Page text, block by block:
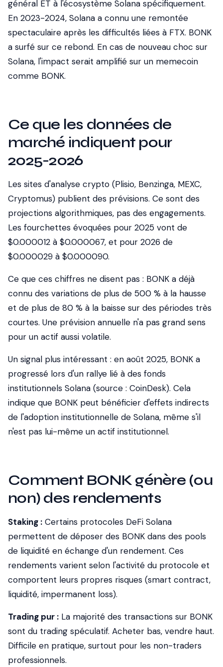
général ET à l'écosystème Solana spécifiquement.
En 2023-2024, Solana a connu une remontée
spectaculaire après les difficultés liées à FTX. BONK
a surfé sur ce rebond. En cas de nouveau choc sur
Solana, l'impact serait amplifié sur un memecoin
comme BONK.
Ce que les données de
marché indiquent pour
2025-2026
Les sites d'analyse crypto (Plisio, Benzinga, MEXC,
Cryptomus) publient des prévisions. Ce sont des
projections algorithmiques, pas des engagements.
Les fourchettes évoquées pour 2025 vont de
$0.000012 à $0.000067, et pour 2026 de
$0.000029 à $0.000090.
Ce que ces chiffres ne disent pas : BONK a déjà
connu des variations de plus de 500 % à la hausse
et de plus de 80 % à la baisse sur des périodes très
courtes. Une prévision annuelle n'a pas grand sens
pour un actif aussi volatile.
Un signal plus intéressant : en août 2025, BONK a
progressé lors d'un rallye lié à des fonds
institutionnels Solana (source : CoinDesk). Cela
indique que BONK peut bénéficier d'effets indirects
de l'adoption institutionnelle de Solana, même s'il
n'est pas lui-même un actif institutionnel.
Comment BONK génère (ou
non) des rendements
Staking : Certains protocoles DeFi Solana
permettent de déposer des BONK dans des pools
de liquidité en échange d'un rendement. Ces
rendements varient selon l'activité du protocole et
comportent leurs propres risques (smart contract,
liquidité, impermanent loss).
Trading pur : La majorité des transactions sur BONK
sont du trading spéculatif. Acheter bas, vendre haut.
Difficile en pratique, surtout pour les non-traders
professionnels.